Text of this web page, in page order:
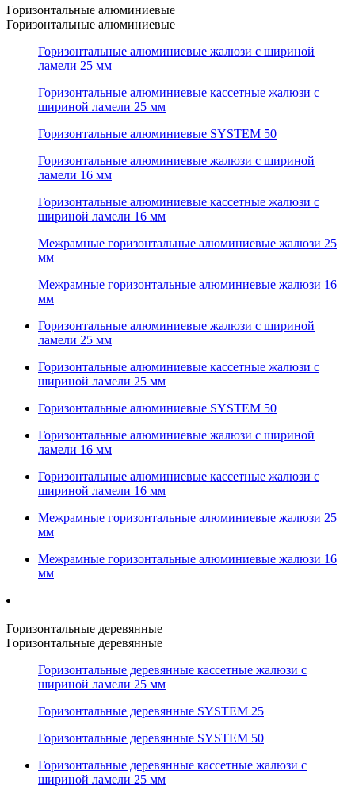
Горизонтальные алюминиевые
Горизонтальные алюминиевые
Горизонтальные алюминиевые жалюзи с шириной
ламели 25 мм
Горизонтальные алюминиевые кассетные жалюзи с
шириной ламели 25 мм
Горизонтальные алюминиевые SYSTEM 50
Горизонтальные алюминиевые жалюзи с шириной
ламели 16 мм
Горизонтальные алюминиевые кассетные жалюзи с
шириной ламели 16 мм
Межрамные горизонтальные алюминиевые жалюзи 25
мм
Межрамные горизонтальные алюминиевые жалюзи 16
мм
Горизонтальные алюминиевые жалюзи с шириной
ламели 25 мм
Горизонтальные алюминиевые кассетные жалюзи с
шириной ламели 25 мм
Горизонтальные алюминиевые SYSTEM 50
Горизонтальные алюминиевые жалюзи с шириной
ламели 16 мм
Горизонтальные алюминиевые кассетные жалюзи с
шириной ламели 16 мм
Межрамные горизонтальные алюминиевые жалюзи 25
мм
Межрамные горизонтальные алюминиевые жалюзи 16
мм
Горизонтальные деревянные
Горизонтальные деревянные
Горизонтальные деревянные кассетные жалюзи с
шириной ламели 25 мм
Горизонтальные деревянные SYSTEM 25
Горизонтальные деревянные SYSTEM 50
Горизонтальные деревянные кассетные жалюзи с
шириной ламели 25 мм